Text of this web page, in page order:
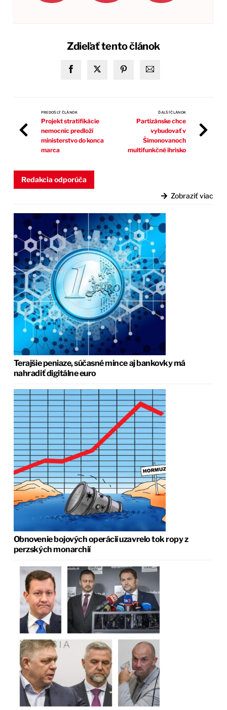
Zdieľať tento článok
PREDOŠLÝ ČLÁNOK
Projekt stratifikácie
nemocníc predloží
ministerstvo do konca
marca
ĎALŠÍ ČLÁNOK
Partizánske chce
vybudovať v
Šimonovanoch
multifunkčné ihrisko
Redakcia odporúča
Zobraziť viac
Terajšie peniaze, súčasné mince aj bankovky má
nahradiť digitálne euro
Obnovenie bojových operácií uzavrelo tok ropy z
perzských monarchií